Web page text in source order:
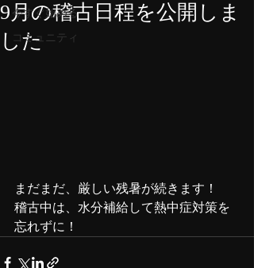
今すぐ始める
コミュニティ
9月の稽古日程を公開しま
した
まだまだ、厳しい残暑が続きます！
稽古中は、水分補給して熱中症対策を
忘れずに！